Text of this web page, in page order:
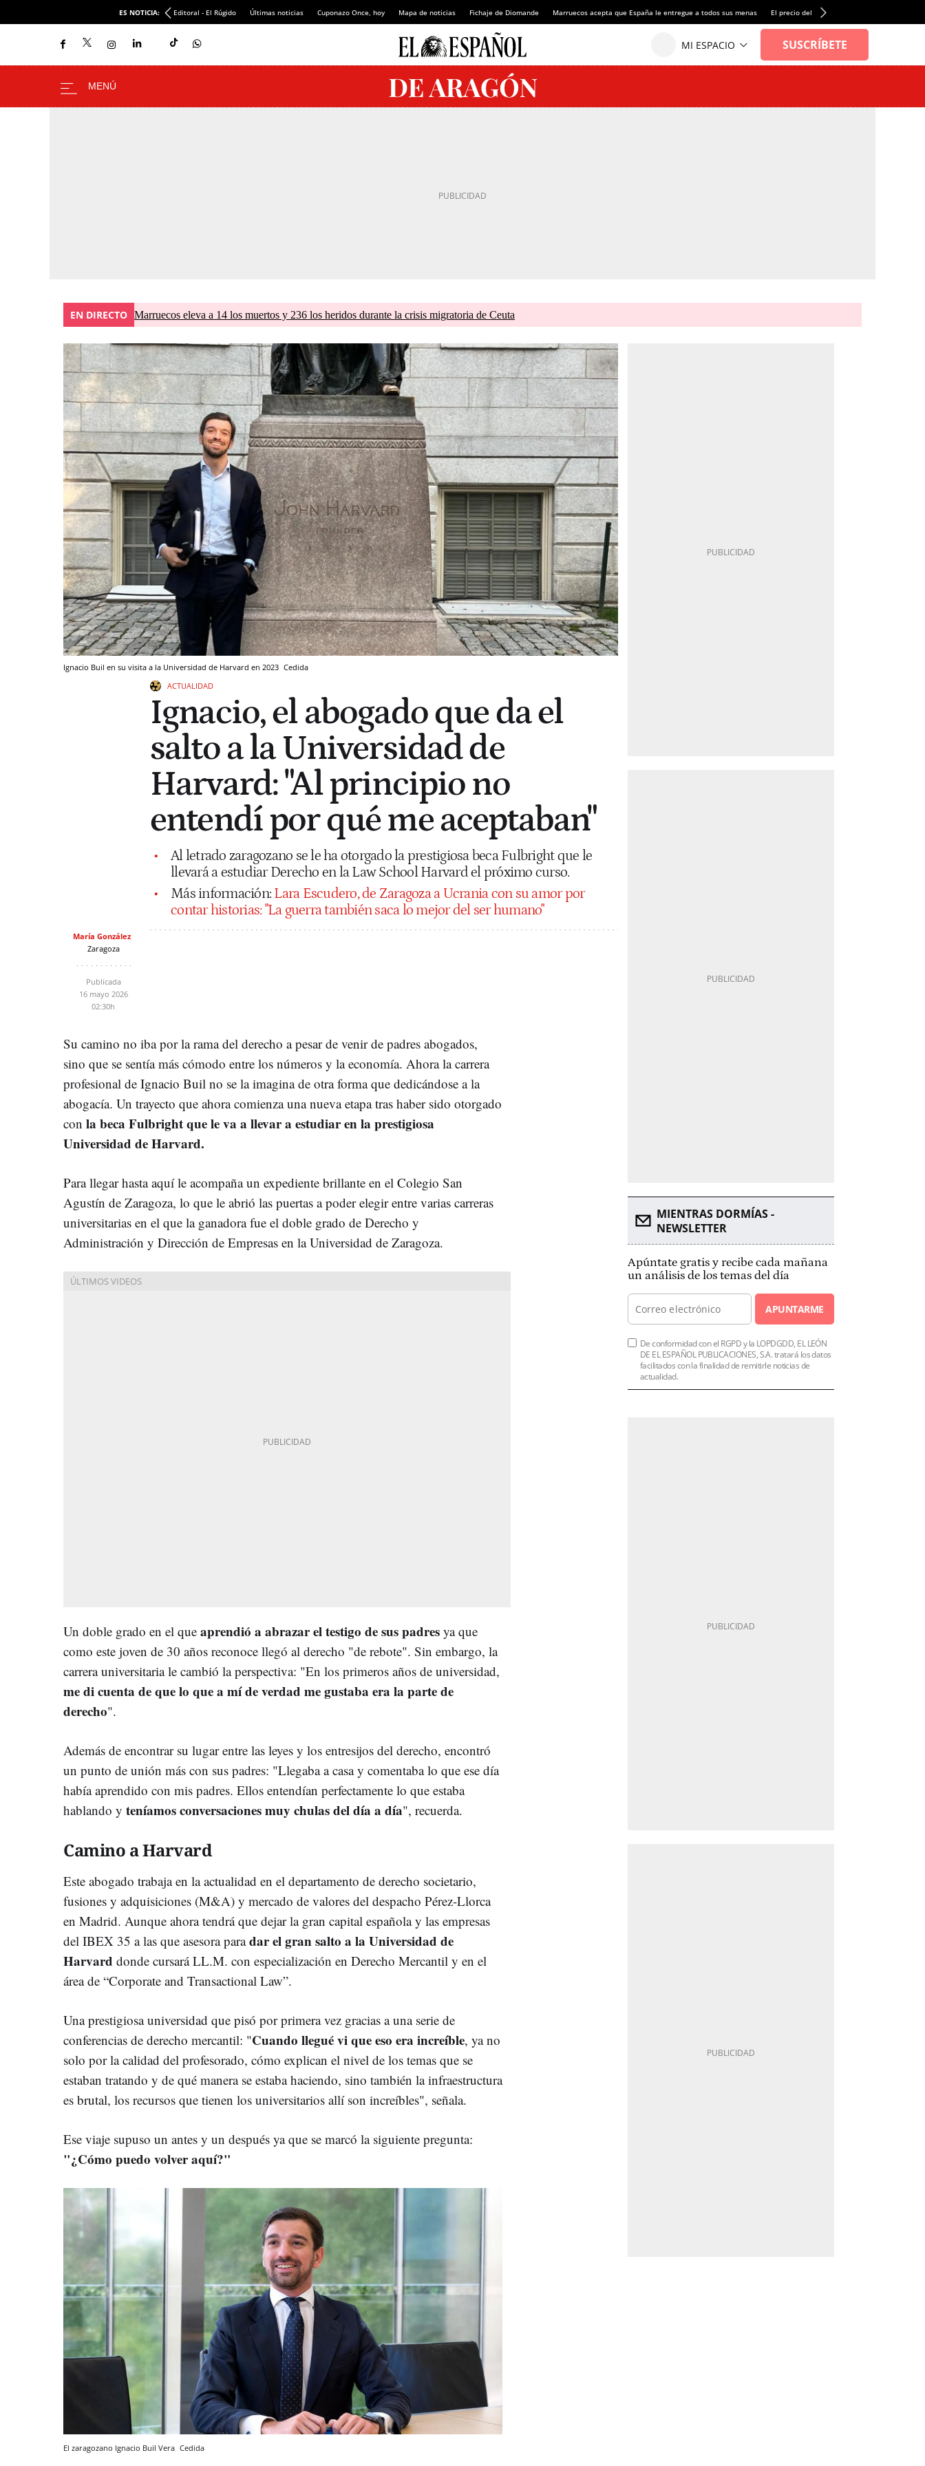
ES NOTICIA: Editoral - El Rúgido Últimas noticias Cuponazo Once, hoy Mapa de noticias Fichaje de Diomande Marruecos acepta que España le entregue a todos sus menas El precio del alquiler de vivienda baja por
EN DIRECTO Marruecos eleva a 14 los muertos y 236 los heridos durante la crisis migratoria de Ceuta
Ignacio Buil en su visita a la Universidad de Harvard en 2023 Cedida
ACTUALIDAD
Ignacio, el abogado que da el
salto a la Universidad de
Harvard: "Al principio no
entendí por qué me aceptaban"
Al letrado zaragozano se le ha otorgado la prestigiosa beca Fulbright que le
llevará a estudiar Derecho en la Law School Harvard el próximo curso.
Más información: Lara Escudero, de Zaragoza a Ucrania con su amor por
contar historias: "La guerra también saca lo mejor del ser humano"
María González
Zaragoza
Publicada
16 mayo 2026
02:30h
Su camino no iba por la rama del derecho a pesar de venir de padres abogados,
sino que se sentía más cómodo entre los números y la economía. Ahora la carrera
profesional de Ignacio Buil no se la imagina de otra forma que dedicándose a la
abogacía. Un trayecto que ahora comienza una nueva etapa tras haber sido otorgado
con la beca Fulbright que le va a llevar a estudiar en la prestigiosa
Universidad de Harvard.
Para llegar hasta aquí le acompaña un expediente brillante en el Colegio San
Agustín de Zaragoza, lo que le abrió las puertas a poder elegir entre varias carreras
universitarias en el que la ganadora fue el doble grado de Derecho y
Administración y Dirección de Empresas en la Universidad de Zaragoza.
Un doble grado en el que aprendió a abrazar el testigo de sus padres ya que
como este joven de 30 años reconoce llegó al derecho "de rebote". Sin embargo, la
carrera universitaria le cambió la perspectiva: "En los primeros años de universidad,
me di cuenta de que lo que a mí de verdad me gustaba era la parte de
derecho".
Además de encontrar su lugar entre las leyes y los entresijos del derecho, encontró
un punto de unión más con sus padres: "Llegaba a casa y comentaba lo que ese día
había aprendido con mis padres. Ellos entendían perfectamente lo que estaba
hablando y teníamos conversaciones muy chulas del día a día", recuerda.
Camino a Harvard
Este abogado trabaja en la actualidad en el departamento de derecho societario,
fusiones y adquisiciones (M&A) y mercado de valores del despacho Pérez-Llorca
en Madrid. Aunque ahora tendrá que dejar la gran capital española y las empresas
del IBEX 35 a las que asesora paradar el gran salto a la Universidad de
Harvard donde cursará LL.M. con especialización en Derecho Mercantil y en el
área de “Corporate and Transactional Law”.
Una prestigiosa universidad que pisó por primera vez gracias a una serie de
conferencias de derecho mercantil: "Cuando llegué vi que eso era increíble, ya no
solo por la calidad del profesorado, cómo explican el nivel de los temas que se
estaban tratando y de qué manera se estaba haciendo, sino también la infraestructura
es brutal, los recursos que tienen los universitarios allí son increíbles", señala.
Ese viaje supuso un antes y un después ya que se marcó la siguiente pregunta:
"¿Cómo puedo volver aquí?"
El zaragozano Ignacio Buil Vera Cedida
MIENTRAS DORMÍAS -
NEWSLETTER
Apúntate gratis y recibe cada mañana
un análisis de los temas del día
APUNTARME
De conformidad con el RGPD y la LOPDGDD, EL LEÓN
DE EL ESPAÑOL PUBLICACIONES, S.A. tratará los datos
facilitados con la finalidad de remitirle noticias de
actualidad.